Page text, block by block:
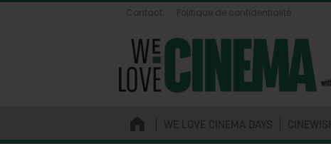
Contact Politique de confidentialité
WE LOVE CINEMA DAYS